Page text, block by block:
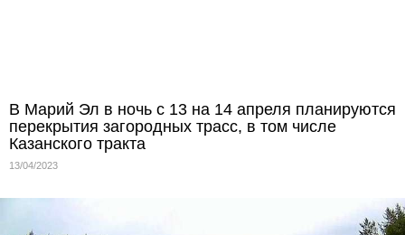
В Марий Эл в ночь с 13 на 14 апреля планируются
перекрытия загородных трасс, в том числе
Казанского тракта
13/04/2023